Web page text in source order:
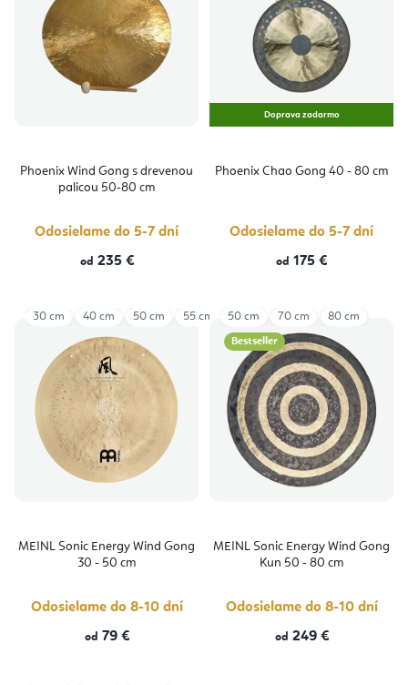
Phoenix Wind Gong s drevenou
palicou 50-80 cm
Odosielame do 5-7 dní
od 235 €
Doprava zadarmo
Phoenix Chao Gong 40 - 80 cm
Odosielame do 5-7 dní
od 175 €
MEINL Sonic Energy Wind Gong
30 - 50 cm
Odosielame do 8-10 dní
od 79 €
30 cm 40 cm 50 cm 55 cm
Bestseller
MEINL Sonic Energy Wind Gong
Kun 50 - 80 cm
Odosielame do 8-10 dní
od 249 €
50 cm 70 cm 80 cm